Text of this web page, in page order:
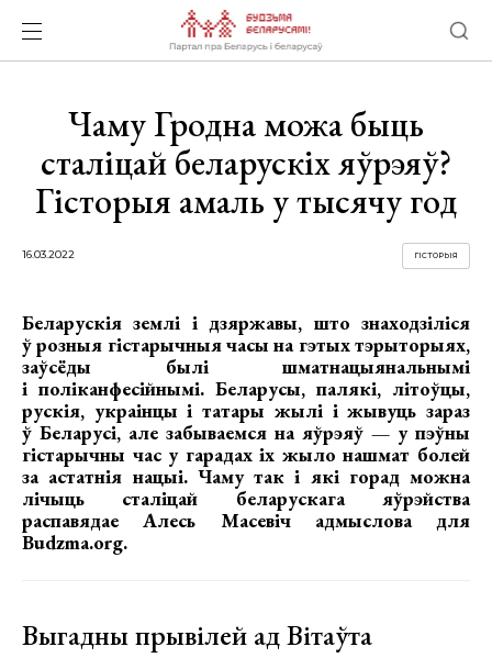
Чаму Гродна можа быць
сталіцай беларускіх яўрэяў?
Гісторыя амаль у тысячу год
16.03.2022 ГІСТОРЫЯ
Беларускія землі і дзяржавы, што знаходзіліся
ў розныя гістарычныя часы на гэтых тэрыторыях,
заўсёды былі шматнацыянальнымі
і поліканфесійнымі. Беларусы, палякі, літоўцы,
рускія, украінцы і татары жылі і жывуць зараз
ў Беларусі, але забываемся на яўрэяў — у пэўны
гістарычны час у гарадах іх жыло нашмат болей
за астатнія нацыі. Чаму так і які горад можна
лічыць сталіцай беларускага яўрэйства
распавядае Алесь Масевіч адмыслова для
Budzma.org.
Выгадны прывілей ад Вітаўта